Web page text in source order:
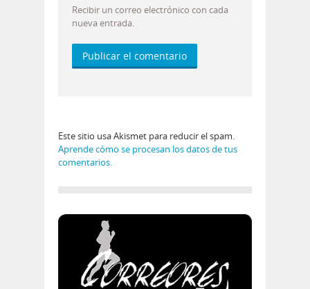
Recibir un correo electrónico con cada
nueva entrada.
Este sitio usa Akismet para reducir el spam.
Aprende cómo se procesan los datos de tus
comentarios.